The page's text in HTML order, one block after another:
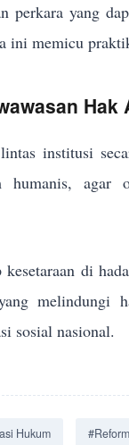
perkara yang
ini memicu
Hak
institusi
humanis, agar
di
melindungi
sosial nasional.
Hukum